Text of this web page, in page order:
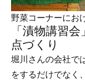
野菜コーナーにお
「漬物講習
点づくり
堀川さんの会社で
をするだけでなく、